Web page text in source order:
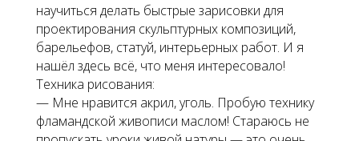
научиться делать быстрые зарисовки для
проектирования скульптурных композиций,
барельефов, статуй, интерьерных работ. И я
нашёл здесь всё, что меня интересовало!
Техника рисования:
— Мне нравится акрил, уголь. Пробую технику
фламандской живописи маслом! Стараюсь не